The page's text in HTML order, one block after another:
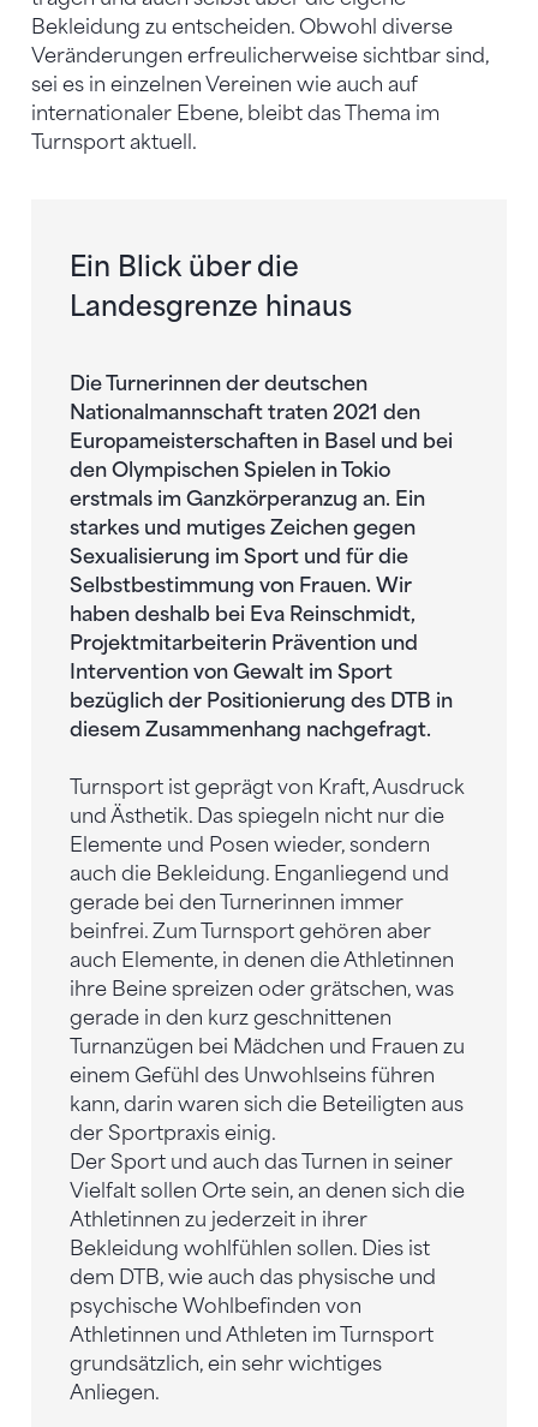
Bekleidung zu entscheiden. Obwohl diverse
Veränderungen erfreulicherweise sichtbar sind,
sei es in einzelnen Vereinen wie auch auf
internationaler Ebene, bleibt das Thema im
Turnsport aktuell.
Ein Blick über die
Landesgrenze hinaus
Die Turnerinnen der deutschen
Nationalmannschaft traten 2021 den
Europameisterschaften in Basel und bei
den Olympischen Spielen in Tokio
erstmals im Ganzkörperanzug an. Ein
starkes und mutiges Zeichen gegen
Sexualisierung im Sport und für die
Selbstbestimmung von Frauen. Wir
haben deshalb bei Eva Reinschmidt,
Projektmitarbeiterin Prävention und
Intervention von Gewalt im Sport
bezüglich der Positionierung des DTB in
diesem Zusammenhang nachgefragt.
Turnsport ist geprägt von Kraft, Ausdruck
und Ästhetik. Das spiegeln nicht nur die
Elemente und Posen wieder, sondern
auch die Bekleidung. Enganliegend und
gerade bei den Turnerinnen immer
beinfrei. Zum Turnsport gehören aber
auch Elemente, in denen die Athletinnen
ihre Beine spreizen oder grätschen, was
gerade in den kurz geschnittenen
Turnanzügen bei Mädchen und Frauen zu
einem Gefühl des Unwohlseins führen
kann, darin waren sich die Beteiligten aus
der Sportpraxis einig.
Der Sport und auch das Turnen in seiner
Vielfalt sollen Orte sein, an denen sich die
Athletinnen zu jederzeit in ihrer
Bekleidung wohlfühlen sollen. Dies ist
dem DTB, wie auch das physische und
psychische Wohlbefinden von
Athletinnen und Athleten im Turnsport
grundsätzlich, ein sehr wichtiges
Anliegen.